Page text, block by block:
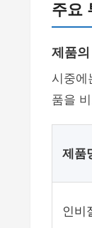
주요
제품
시중에
품을
제품
인비